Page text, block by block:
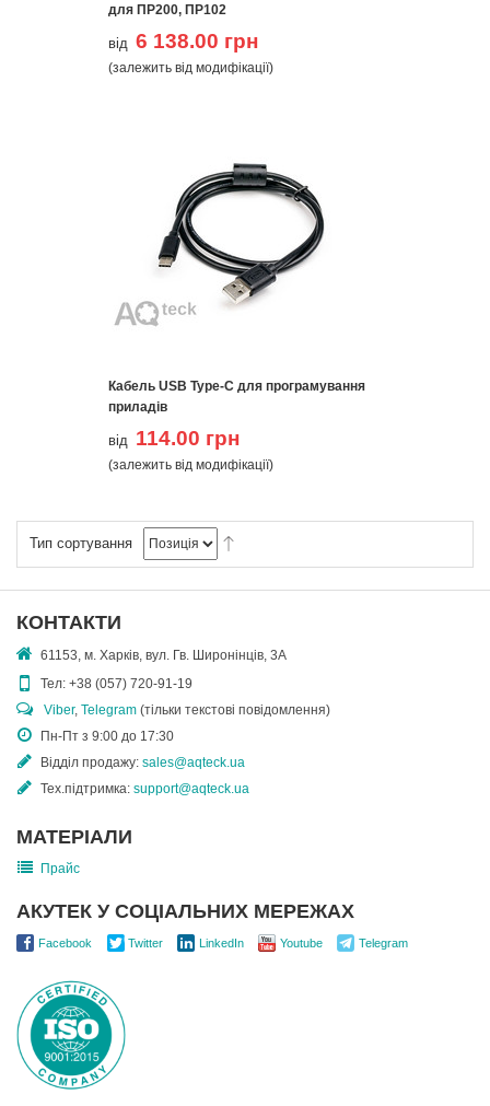
для ПР200, ПР102
від 6 138.00 грн
(залежить від модифікації)
Кабель USB Type-C для програмування
приладів
від 114.00 грн
(залежить від модифікації)
Тип сортування
КОНТАКТИ
61153, м. Харків, вул. Гв. Широнінців, 3А
Тел: +38 (057) 720-91-19
Viber, Telegram (тільки текстові повідомлення)
Пн-Пт з 9:00 до 17:30
Відділ продажу: sales@aqteck.ua
Тех.підтримка: support@aqteck.ua
МАТЕРІАЛИ
Прайс
АКУТЕК У СОЦІАЛЬНИХ МЕРЕЖАХ
Facebook Twitter LinkedIn Youtube Telegram